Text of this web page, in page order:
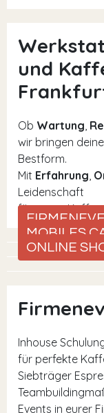
und
Ob Wartung,
wir bringen
Bestform.
Mit Erfahrung,
Leidenschaft
für guten Kaffee.
MOBILES
ONLINE
Inhouse
für perfekte
Siebträger
Events in eurer